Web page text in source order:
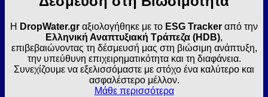
Η DropWater.gr αξιολογήθηκε με το ESG Tracker από την
Ελληνική Αναπτυξιακή Τράπεζα (HDB),
επιβεβαιώνοντας τη δέσμευσή μας στη βιώσιμη ανάπτυξη,
την υπεύθυνη επιχειρηματικότητα και τη διαφάνεια.
Συνεχίζουμε να εξελισσόμαστε με στόχο ένα καλύτερο και
ασφαλέστερο μέλλον.
Μάθε περισσότερα